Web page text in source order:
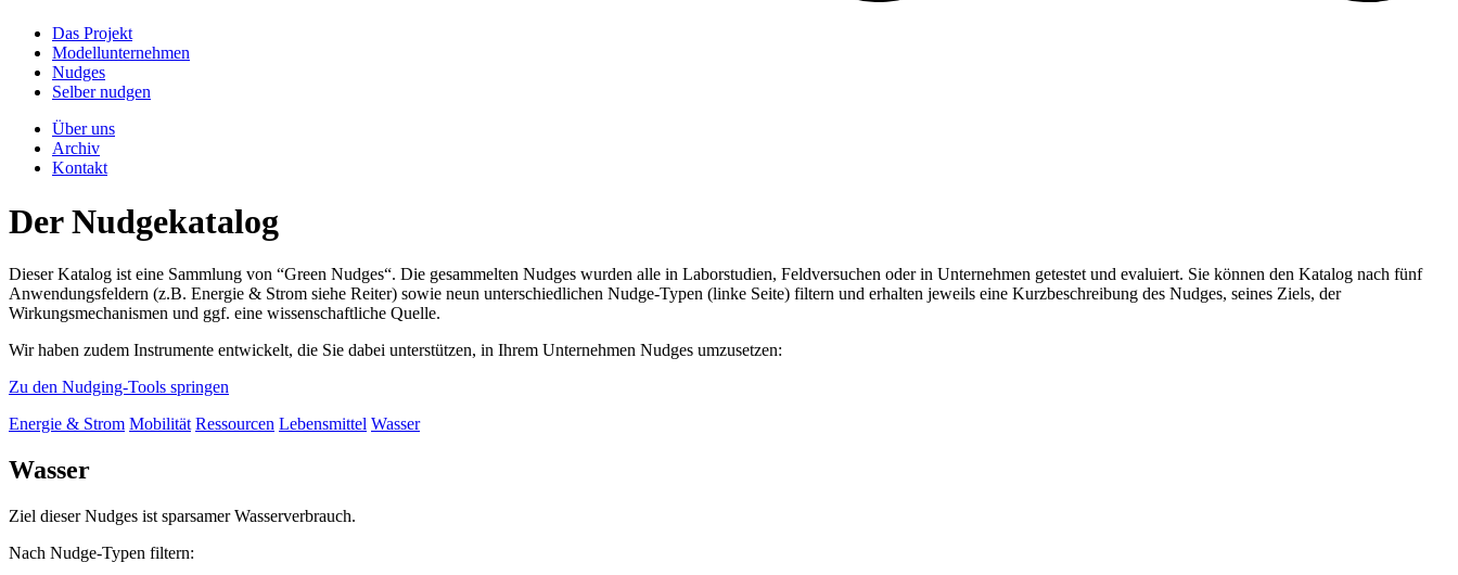
Das Projekt
Modellunternehmen
Nudges
Selber nudgen
Über uns
Archiv
Kontakt
Der Nudgekatalog
Dieser Katalog ist eine Sammlung von “Green Nudges“. Die gesammelten Nudges wurden alle in Laborstudien, Feldversuchen oder in Unternehmen getestet und evaluiert. Sie können den Katalog nach fünf
Anwendungsfeldern (z.B. Energie & Strom siehe Reiter) sowie neun unterschiedlichen Nudge-Typen (linke Seite) filtern und erhalten jeweils eine Kurzbeschreibung des Nudges, seines Ziels, der
Wirkungsmechanismen und ggf. eine wissenschaftliche Quelle.
Wir haben zudem Instrumente entwickelt, die Sie dabei unterstützen, in Ihrem Unternehmen Nudges umzusetzen:
Zu den Nudging-Tools springen
Energie & Strom Mobilität Ressourcen Lebensmittel Wasser
Wasser
Ziel dieser Nudges ist sparsamer Wasserverbrauch.
Nach Nudge-Typen filtern: